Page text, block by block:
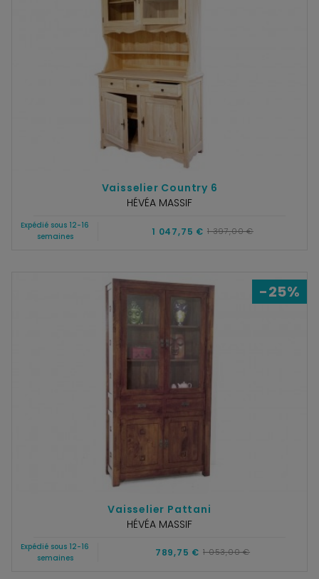
Vaisselier Country 6
HÉVÉA MASSIF
Expédié sous 12-16
semaines
1 047,75 € 1 397,00 €
-25%
Vaisselier Pattani
HÉVÉA MASSIF
Expédié sous 12-16
semaines
789,75 € 1 053,00 €